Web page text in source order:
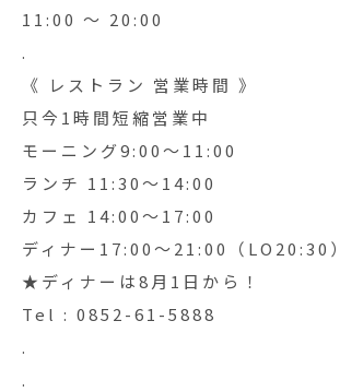
11:00 〜 20:00
.
《 レストラン 営業時間 》
只今1時間短縮営業中
モーニング9:00〜11:00
ランチ 11:30〜14:00
カフェ 14:00〜17:00
ディナー17:00〜21:00（LO20:30）
★ディナーは8月1日から！
Tel : 0852-61-5888
.
.